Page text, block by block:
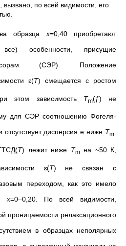
вызвано, по всей видимости, его
образца x=0,40 приобретают
особенности, присущие
(СЭР). Положение
ɛ(T) смещается с ростом
этом зависимость Tm(ƒ) не
для СЭР соотношению Фогеля-
отсутствует дисперсия e ниже Tm.
Т) лежит ниже Tmна ~50 К,
ɛ(T) не связан с
переходом, как это имело
x=0–0,20. По всей видимости,
проницаемости релаксационного
в образцах неполярных